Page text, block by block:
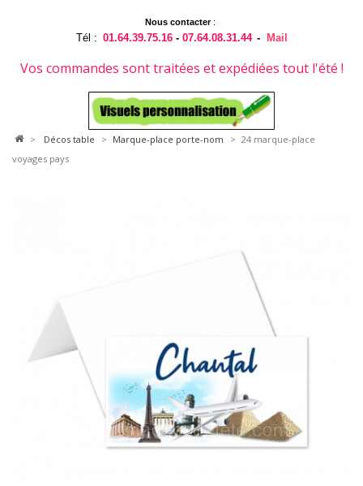
Nous contacter:
Tél : 01.64.39.75.16 -07.64.08.31.44 - Mail
Vos commandes sont traitées et expédiées tout l'été !
> décos table > marque-place porte-nom > 24 marque-place
voyages pays